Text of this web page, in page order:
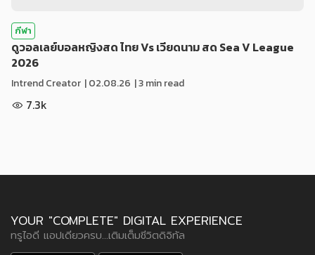
กีฬา
ดูวอลเลย์บอลหญิงสด ไทย Vs เวียดนาม สด Sea V League
2026
Intrend Creator |02.08.26 | 3 min read
7.3k
YOUR "COMPLETE" DIGITAL EXPERIENCE
ทรูไอดี แอปเดียวครบ...เติมเต็มชีวิตดิจิทัล